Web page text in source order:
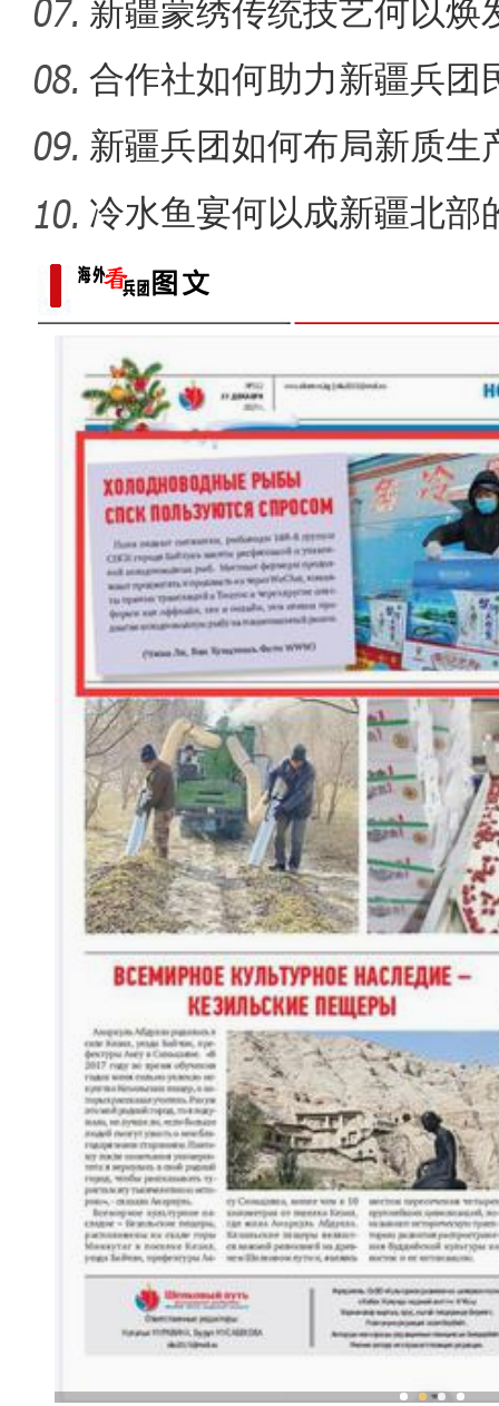
新疆蒙绣传统技艺何以焕
合作社如何助力新疆兵团
新疆兵团如何布局新质生
冷水鱼宴何以成新疆北部